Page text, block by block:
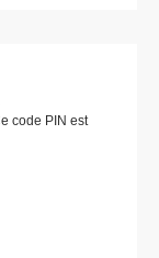
code PIN est